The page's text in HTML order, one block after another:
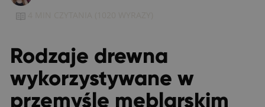
Rodzaje drewna
wykorzystywane w
przemyśle meblarskim